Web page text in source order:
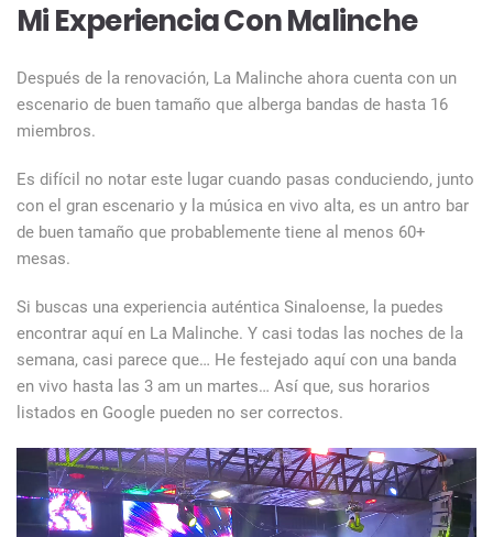
Mi Experiencia Con Malinche
Después de la renovación, La Malinche ahora cuenta con un
escenario de buen tamaño que alberga bandas de hasta 16
miembros.
Es difícil no notar este lugar cuando pasas conduciendo, junto
con el gran escenario y la música en vivo alta, es un antro bar
de buen tamaño que probablemente tiene al menos 60+
mesas.
Si buscas una experiencia auténtica Sinaloense, la puedes
encontrar aquí en La Malinche. Y casi todas las noches de la
semana, casi parece que… He festejado aquí con una banda
en vivo hasta las 3 am un martes… Así que, sus horarios
listados en Google pueden no ser correctos.